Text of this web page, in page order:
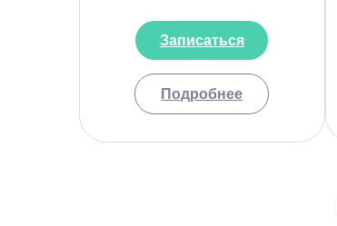
Подробнее
Записаться